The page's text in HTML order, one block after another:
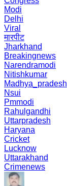
Modi
Delhi
Viral
मारपीट
Jharkhand
Breakingnews
Narendramodi
Nitishkumar
Madhya_pradesh
Nsui
Pmmodi
Rahulgandhi
Uttarpradesh
Haryana
Cricket
Lucknow
Uttarakhand
Crimenews